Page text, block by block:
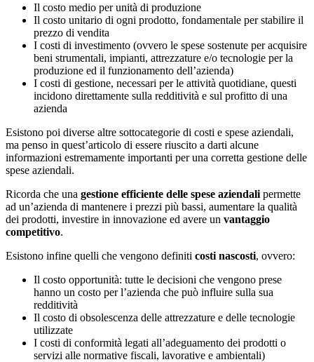
Il costo medio per unità di produzione
Il costo unitario di ogni prodotto, fondamentale per stabilire il
prezzo di vendita
I costi di investimento (ovvero le spese sostenute per acquisire
beni strumentali, impianti, attrezzature e/o tecnologie per la
produzione ed il funzionamento dell’azienda)
I costi di gestione, necessari per le attività quotidiane, questi
incidono direttamente sulla redditività e sul profitto di una
azienda
Esistono poi diverse altre sottocategorie di costi e spese aziendali,
ma penso in quest’articolo di essere riuscito a darti alcune
informazioni estremamente importanti per una corretta gestione delle
spese aziendali.
Ricorda che una gestione efficiente delle spese aziendali permette
ad un’azienda di mantenere i prezzi più bassi, aumentare la qualità
dei prodotti, investire in innovazione ed avere un vantaggio
competitivo.
Esistono infine quelli che vengono definiti costi nascosti, ovvero:
Il costo opportunità: tutte le decisioni che vengono prese
hanno un costo per l’azienda che può influire sulla sua
redditività
Il costo di obsolescenza delle attrezzature e delle tecnologie
utilizzate
I costi di conformità legati all’adeguamento dei prodotti o
servizi alle normative fiscali, lavorative e ambientali)